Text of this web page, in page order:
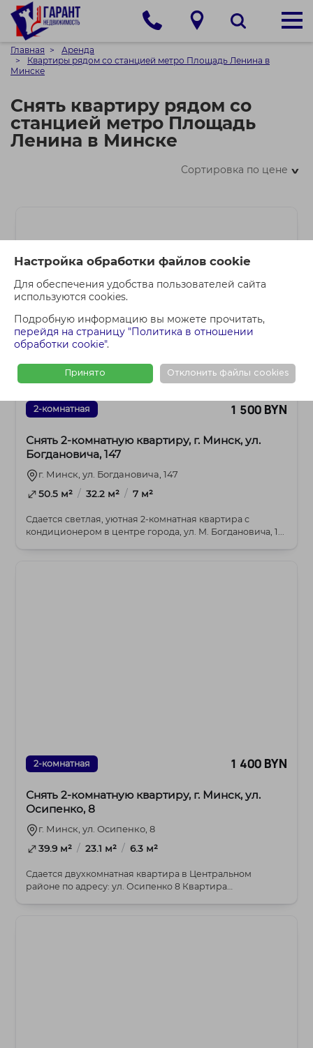
Настройка обработки файлов cookie
Для обеспечения удобства пользователей сайта
используются cookies.
Подробную информацию вы можете прочитать,
перейдя на страницу "Политика в отношении
обработки cookie".
Принято Отклонить файлы cookies
Главная
Аренда
Квартиры рядом со станцией метро Площадь Ленина в
Минске
Снять квартиру рядом со
станцией метро Площадь
Ленина в Минске
Сортировка по цене>
2-комнатная 1 500 BYN
Снять 2-комнатную квартиру, г. Минск, ул.
Богдановича, 147
г. Минск, ул. Богдановича, 147
50.5 м² / 32.2 м² / 7 м²
Сдается светлая, уютная 2-комнатная квартира с
кондиционером в центре города, ул. М. Богдановича, 1...
2-комнатная 1 400 BYN
Снять 2-комнатную квартиру, г. Минск, ул.
Осипенко, 8
г. Минск, ул. Осипенко, 8
39.9 м² / 23.1 м² / 6.3 м²
Сдается двухкомнатная квартира в Центральном
районе по адресу: ул. Осипенко 8 Квартира